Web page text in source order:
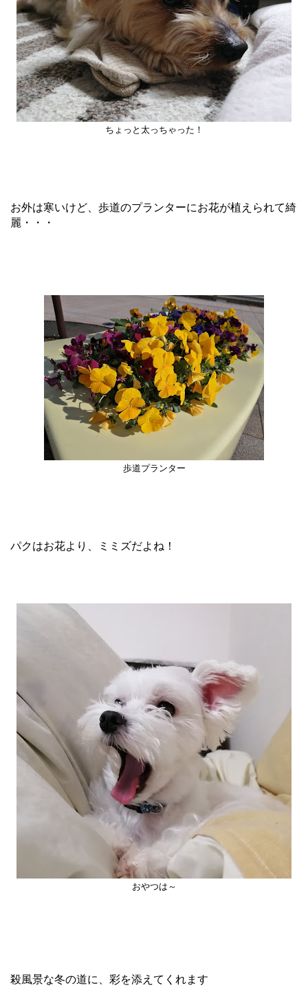
ちょっと太っちゃった！
お外は寒いけど、歩道のプランターにお花が植えられて綺
麗・・・
歩道プランター
パクはお花より、ミミズだよね！
おやつは～
殺風景な冬の道に、彩を添えてくれます